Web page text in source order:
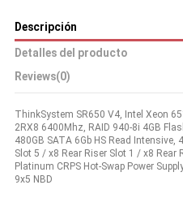
Descripción
Detalles del producto
Reviews(0)
ThinkSystem SR650 V4, Intel Xeon
2RX8 6400Mhz, RAID 940-8i 4GB
480GB SATA 6Gb HS Read Intensive,
Slot 5 / x8 Rear Riser Slot 1 / x8
Platinum CRPS Hot-Swap Power
9x5 NBD